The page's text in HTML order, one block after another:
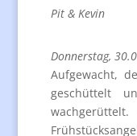
Pit & Kevin
Donnerstag,
Aufgewacht,
geschüttelt